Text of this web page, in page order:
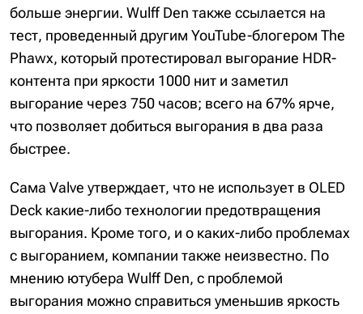
больше энергии. Wulff Den также ссылается на
тест, проведенный другим YouTube-блогером The
Phawx, который протестировал выгорание HDR-
контента при яркости 1000 нит и заметил
выгорание через 750 часов; всего на 67% ярче,
что позволяет добиться выгорания в два раза
быстрее.
Сама Valve утверждает, что не использует в OLED
Deck какие-либо технологии предотвращения
выгорания. Кроме того, и о каких-либо проблемах
с выгоранием, компании также неизвестно. По
мнению ютубера Wulff Den, с проблемой
выгорания можно справиться уменьшив яркость